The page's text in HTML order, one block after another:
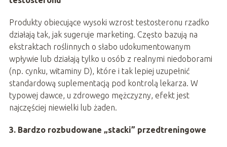
Produkty obiecujące wysoki wzrost testosteronu rzadko
działają tak, jak sugeruje marketing. Często bazują na
ekstraktach roślinnych o słabo udokumentowanym
wpływie lub działają tylko u osób z realnymi niedoborami
(np. cynku, witaminy D), które i tak lepiej uzupełnić
standardową suplementacją pod kontrolą lekarza. W
typowej dawce, u zdrowego mężczyzny, efekt jest
najczęściej niewielki lub żaden.
3. Bardzo rozbudowane „stacki” przedtreningowe